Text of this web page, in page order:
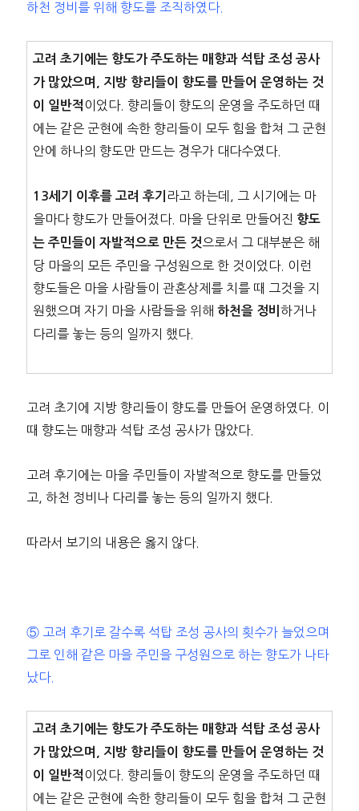
하천 정비를 위해 향도를 조직하였다.
고려 초기에는 향도가 주도하는 매향과 석탑 조성 공사
가 많았으며, 지방 향리들이 향도를 만들어 운영하는 것
이 일반적 이었다. 향리들이 향도의 운영을 주도하던 때
에는 같은 군현에 속한 향리들이 모두 힘을 합쳐 그 군현
안에 하나의 향도만 만드는 경우가 대다수였다.
13세기 이후를 고려 후기 라고 하는데, 그 시기에는 마
을마다 향도가 만들어졌다. 마을 단위로 만들어진 향도
는 주민들이 자발적으로 만든 것 으로서 그 대부분은 해
당 마을의 모든 주민을 구성원으로 한 것이었다. 이런
향도들은 마을 사람들이 관혼상제를 치를 때 그것을 지
원했으며 자기 마을 사람들을 위해 하천을 정비 하거나
다리를 놓는 등의 일까지 했다.
고려 초기에 지방 향리들이 향도를 만들어 운영하였다. 이
때 향도는 매향과 석탑 조성 공사가 많았다.
고려 후기에는 마을 주민들이 자발적으로 향도를 만들었
고, 하천 정비나 다리를 놓는 등의 일까지 했다.
따라서 보기의 내용은 옳지 않다.
⑤ 고려 후기로 갈수록 석탑 조성 공사의 횟수가 늘었으며
그로 인해 같은 마을 주민을 구성원으로 하는 향도가 나타
났다.
고려 초기에는 향도가 주도하는 매향과 석탑 조성 공사
가 많았으며, 지방 향리들이 향도를 만들어 운영하는 것
이 일반적 이었다. 향리들이 향도의 운영을 주도하던 때
에는 같은 군현에 속한 향리들이 모두 힘을 합쳐 그 군현